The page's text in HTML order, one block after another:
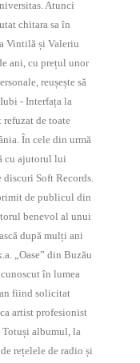
Atunci
chitara sa în
Vintilă și Valeriu
ani, cu prețul unor
reușește să
- Interfața la
de toate
În cele din urmă
cu ajutorul lui
discuri Soft Records.
de publicul din
benevol al unui
după mulți ani
„Oase” din Buzău
în lumea
fiind solicitat
artist profesionist
albumul, la
rețelele de radio și